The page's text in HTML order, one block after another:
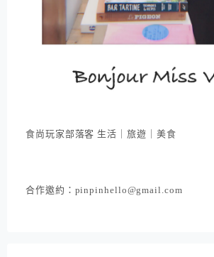
食尚玩家部落客 生活｜旅遊｜美食
合作邀約：pinpinhello@gmail.com